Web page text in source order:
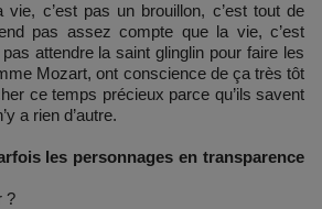
vie, c’est pas un brouillon, c’est tout de
pas assez compte que la vie, c’est
attendre la saint glinglin pour faire les
Mozart, ont conscience de ça très tôt
ce temps précieux parce qu’ils savent
a rien d’autre.
les personnages en transparence
?